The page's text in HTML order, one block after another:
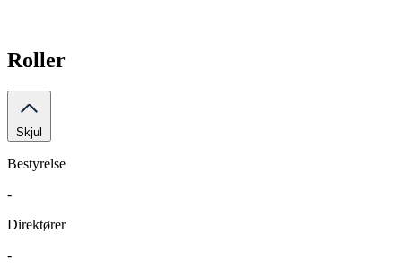
Roller
Skjul
Bestyrelse
-
Direktører
-